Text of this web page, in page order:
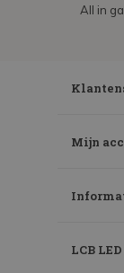
All in
Mijn
LCB